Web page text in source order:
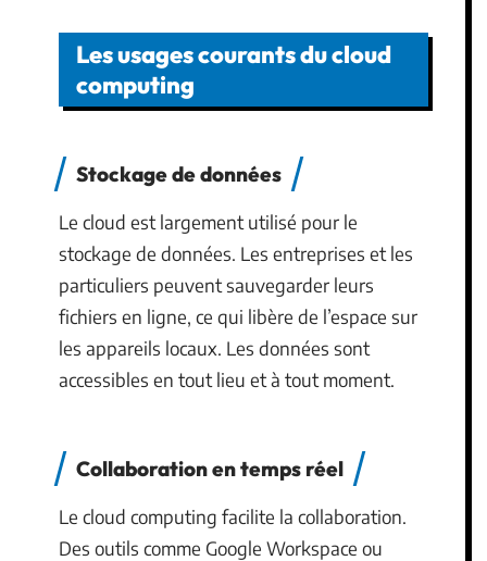
Les usages courants du cloud
computing
Stockage de données
Le cloud est largement utilisé pour le
stockage de données. Les entreprises et les
particuliers peuvent sauvegarder leurs
fichiers en ligne, ce qui libère de l’espace sur
les appareils locaux. Les données sont
accessibles en tout lieu et à tout moment.
Collaboration en temps réel
Le cloud computing facilite la collaboration.
Des outils comme Google Workspace ou